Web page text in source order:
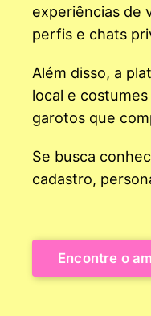
experiências de
perfis e chats
Além disso, a
local e
garotos que
Se busca
cadastro,
Encontre o